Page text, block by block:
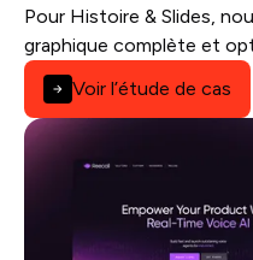
Pour Histoire & Slides,
graphique complète et
d’améliorer la visibilité et la
Voir l’étude de cas